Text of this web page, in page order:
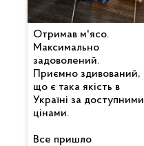
Отримав м'ясо.
Максимально
задоволений.
Приємно здивований,
що є така якість в
Україні за доступними
цінами.
Все пришло